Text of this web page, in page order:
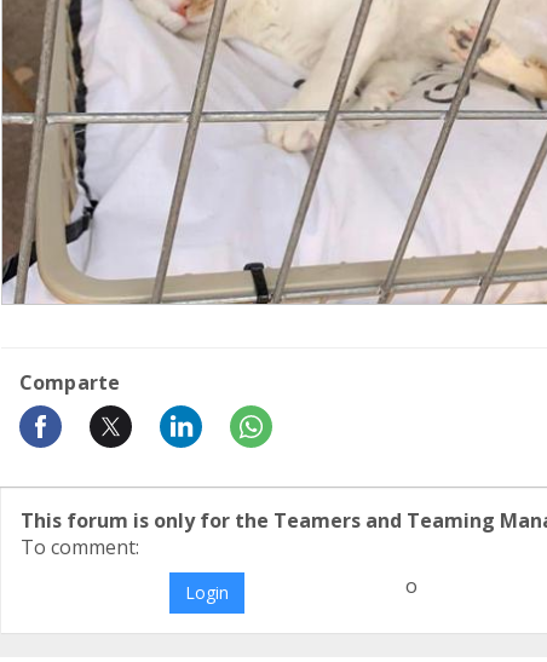
Comparte
This forum is only for the Teamers and Teaming
To comment:
Login o